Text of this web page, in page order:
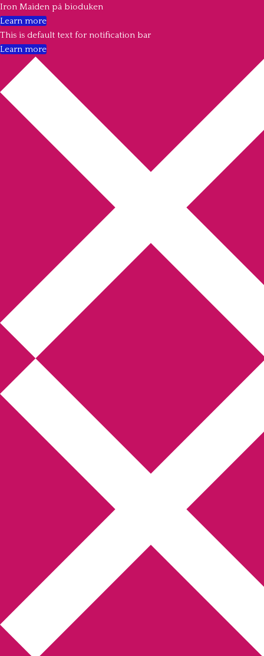
Annikas litteratur- och
kulturblogg
Deckare, kriminalromaner, thrillers
Boktolva Författarfemman
Webbshop Amazon
Bokbloggsjerka Bloggmaraton
Kriminalroman
Min tv-blogg
You are here: Bokbloggsjerka
Bokbloggsjerka 31
januari – 3 februari
Bokbloggsjerka 31 januari – 3
februari
Iron Maiden på bioduken
Learn more
This is default text for notification bar
Learn more